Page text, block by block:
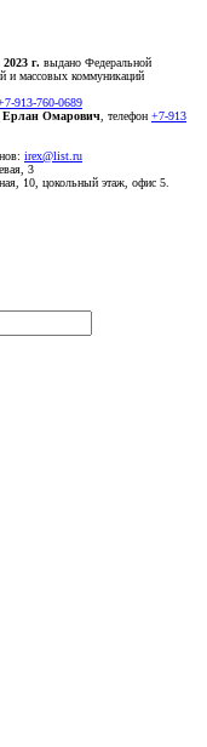
г. выдано Федеральной
и массовых коммуникаций
913-760-0689
Ерлан Омарович , телефон +7-913
irex@list.ru
3
10, цокольный этаж, офис 5.